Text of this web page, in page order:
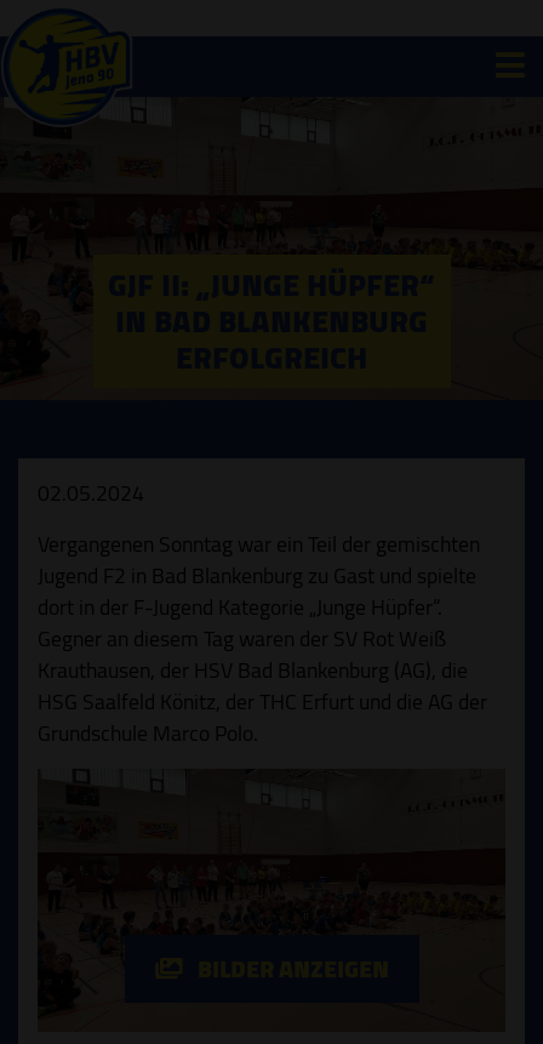
02.05.2024
Vergangenen Sonntag war ein Teil der gemischten
Jugend F2 in Bad Blankenburg zu Gast und spielte
dort in der F-Jugend Kategorie „Junge Hüpfer“.
Gegner an diesem Tag waren der SV Rot Weiß
Krauthausen, der HSV Bad Blankenburg (AG), die
HSG Saalfeld Könitz, der THC Erfurt und die AG der
Grundschule Marco Polo.